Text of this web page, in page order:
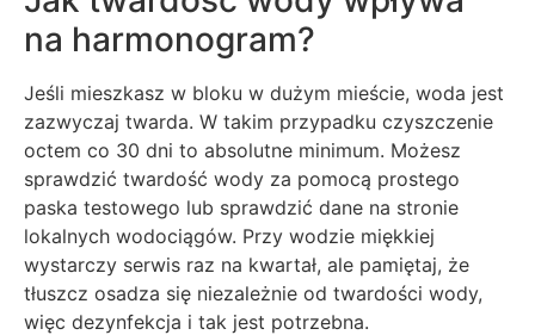
na harmonogram?
Jeśli mieszkasz w bloku w dużym mieście, woda jest
zazwyczaj twarda. W takim przypadku czyszczenie
octem co 30 dni to absolutne minimum. Możesz
sprawdzić twardość wody za pomocą prostego
paska testowego lub sprawdzić dane na stronie
lokalnych wodociągów. Przy wodzie miękkiej
wystarczy serwis raz na kwartał, ale pamiętaj, że
tłuszcz osadza się niezależnie od twardości wody,
więc dezynfekcja i tak jest potrzebna.